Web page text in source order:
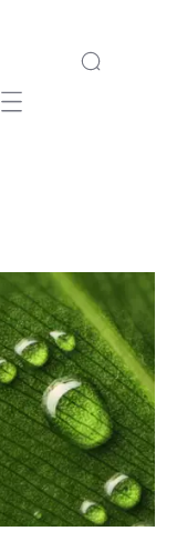
Mobile navigation